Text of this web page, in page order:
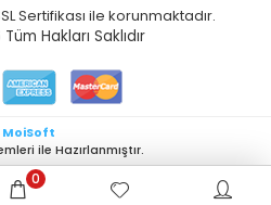
Sertifikası ile korunmaktadır.
Tüm Hakları Saklıdır
0
MoiSoft
ile Hazırlanmıştır.